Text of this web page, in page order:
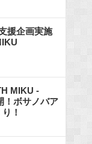
援企画実施
MIKU -
！ボサノバア
！